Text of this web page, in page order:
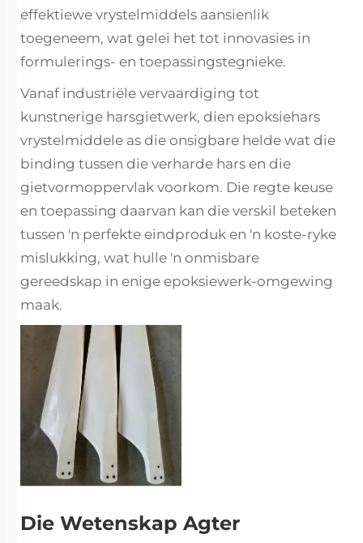
effektiewe vrystelmiddels aansienlik
toegeneem, wat gelei het tot innovasies in
formulerings- en toepassingstegnieke.
Vanaf industriële vervaardiging tot
kunstnerige harsgietwerk, dien epoksiehars
vrystelmiddele as die onsigbare helde wat die
binding tussen die verharde hars en die
gietvormoppervlak voorkom. Die regte keuse
en toepassing daarvan kan die verskil beteken
tussen 'n perfekte eindproduk en 'n koste-ryke
mislukking, wat hulle 'n onmisbare
gereedskap in enige epoksiewerk-omgewing
maak.
Die Wetenskap Agter